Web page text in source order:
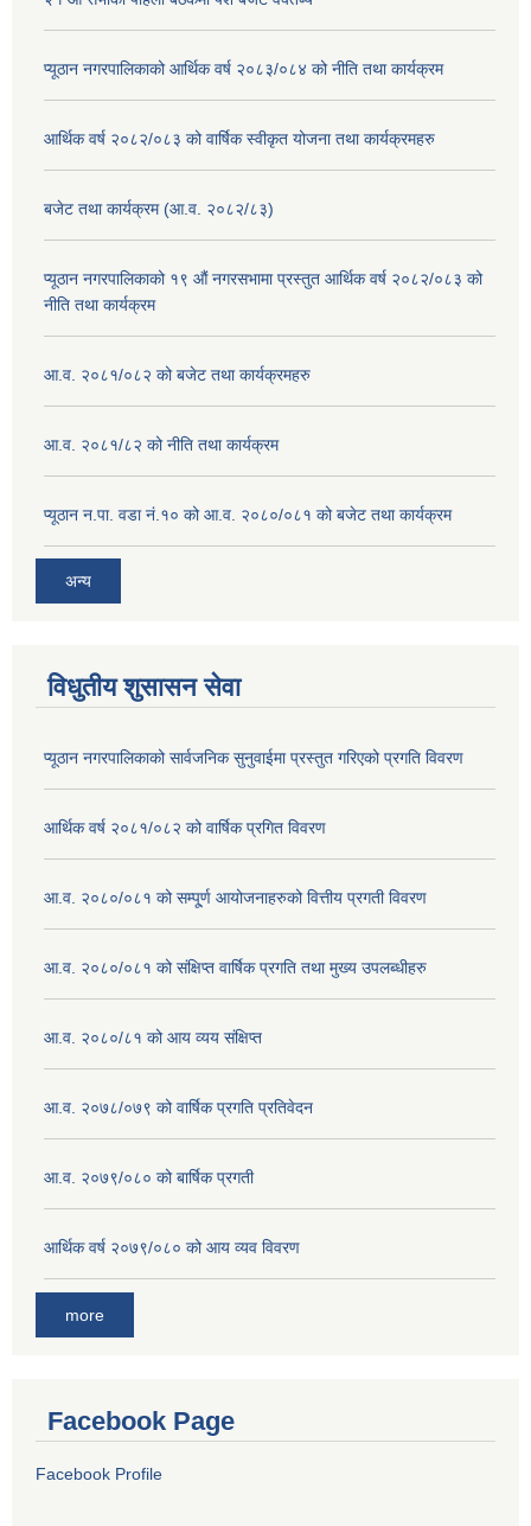
प्यूठान नगरपालिकाको आर्थिक वर्ष २०८३/०८४ को नीति तथा कार्यक्रम
आर्थिक वर्ष २०८२/०८३ को वार्षिक स्वीकृत योजना तथा कार्यक्रमहरु
बजेट तथा कार्यक्रम (आ.व. २०८२/८३)
प्यूठान नगरपालिकाको १९ औं नगरसभामा प्रस्तुत आर्थिक वर्ष २०८२/०८३ को
नीति तथा कार्यक्रम
आ.व. २०८१/०८२ को बजेट तथा कार्यक्रमहरु
आ.व. २०८१/८२ को नीति तथा कार्यक्रम
प्यूठान न.पा. वडा नं.१० को आ.व. २०८०/०८१ को बजेट तथा कार्यक्रम
अन्य
विधुतीय शुसासन सेवा
प्यूठान नगरपालिकाको सार्वजनिक सुनुवाईमा प्रस्तुत गरिएको प्रगति विवरण
आर्थिक वर्ष २०८१/०८२ को वार्षिक प्रगित विवरण
आ.व. २०८०/०८१ को सम्पू्र्ण आयोजनाहरुको वित्तीय प्रगती विवरण
आ.व. २०८०/०८१ को संक्षिप्त वार्षिक प्रगति तथा मुख्य उपलब्धीहरु
आ.व. २०८०/८१ को आय व्यय संक्षिप्त
आ.व. २०७८/०७९ को वार्षिक प्रगति प्रतिवेदन
आ.व. २०७९/०८० को बार्षिक प्रगती
आर्थिक वर्ष २०७९/०८० को आय व्यव विवरण
more
Facebook Page
Facebook Profile